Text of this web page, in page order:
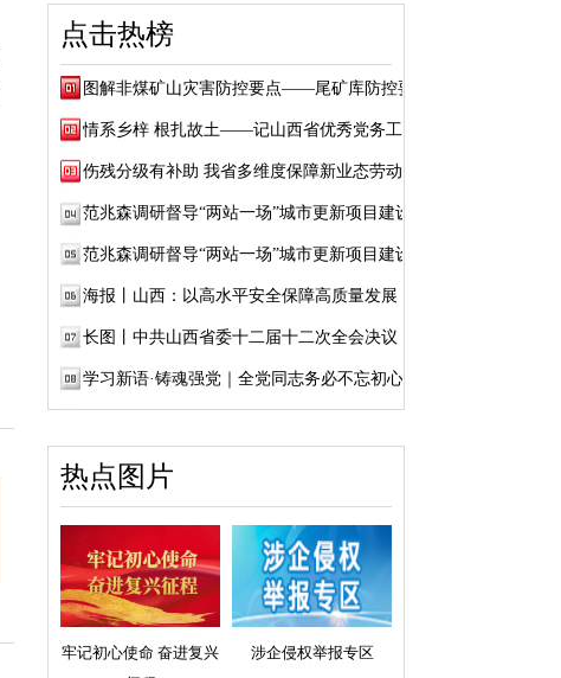
点击热榜
图解非煤矿山灾害防控要点——尾矿库防控要点
情系乡梓 根扎故土——记山西省优秀党务工作...
伤残分级有补助 我省多维度保障新业态劳动者...
范兆森调研督导“两站一场”城市更新项目建设
范兆森调研督导“两站一场”城市更新项目建设
海报丨山西：以高水平安全保障高质量发展
长图丨中共山西省委十二届十二次全会决议
学习新语·铸魂强党｜全党同志务必不忘初心、...
热点图片
牢记初心使命 奋进复兴
涉企侵权举报专区